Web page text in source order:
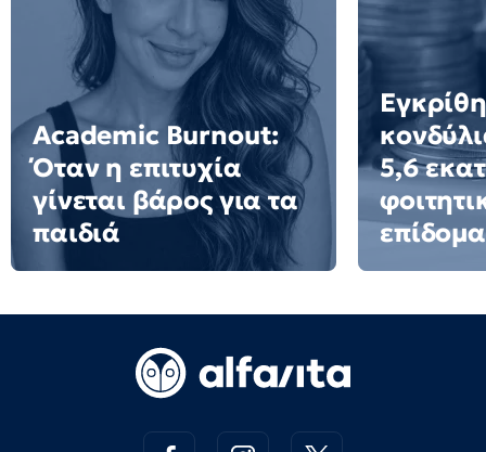
Academic Burnout:
Όταν η επιτυχία
γίνεται βάρος για τα
παιδιά
5,6